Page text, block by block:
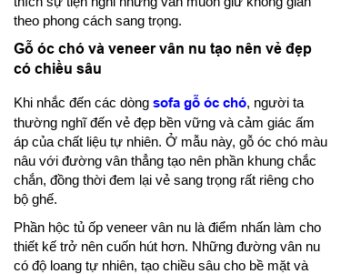
theo phong cách sang trọng.
Gỗ óc chó và veneer vân nu tạo nên vẻ đẹp
có chiều sâu
Khi nhắc đến các dòng sofa gỗ óc chó, người ta
thường nghĩ đến vẻ đẹp bền vững và cảm giác ấm
áp của chất liệu tự nhiên. Ở mẫu này, gỗ óc chó màu
nâu với đường vân thẳng tạo nên phần khung chắc
chắn, đồng thời đem lại vẻ sang trọng rất riêng cho
bộ ghế.
Phần hộc tủ ốp veneer vân nu là điểm nhấn làm cho
thiết kế trở nên cuốn hút hơn. Những đường vân nu
có độ loang tự nhiên, tạo chiều sâu cho bề mặt và